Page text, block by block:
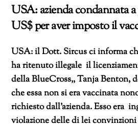
USA: azienda condannata a
US$ per aver imposto il
USA: il Dott. Sircus ci informa
ha ritenuto illegale il
della BlueCross,, Tanja Benton,
che essa non si era vaccinata
richiesto dall’azienda. Esso era
violazione delle di lei